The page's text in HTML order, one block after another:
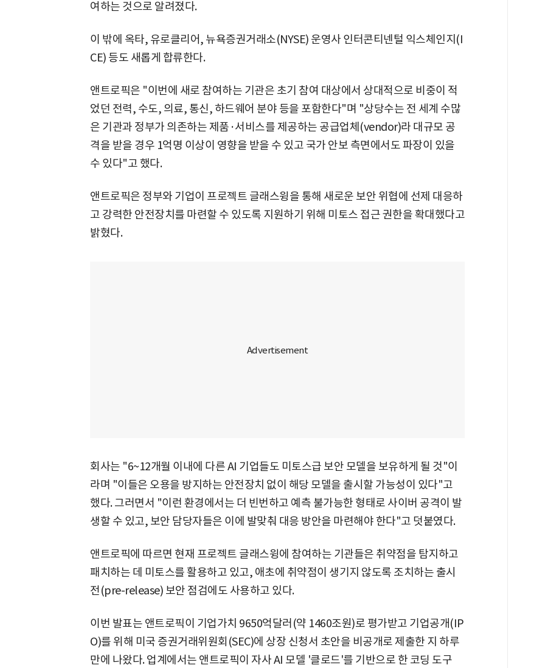
여하는 것으로 알려졌다.
이 밖에 옥타, 유로클리어, 뉴욕증권거래소(NYSE) 운영사 인터콘티넨털 익스체인지(I
CE) 등도 새롭게 합류한다.
앤트로픽은 "이번에 새로 참여하는 기관은 초기 참여 대상에서 상대적으로 비중이 적
었던 전력, 수도, 의료, 통신, 하드웨어 분야 등을 포함한다"며 "상당수는 전 세계 수많
은 기관과 정부가 의존하는 제품·서비스를 제공하는 공급업체(vendor)라 대규모 공
격을 받을 경우 1억명 이상이 영향을 받을 수 있고 국가 안보 측면에서도 파장이 있을
수 있다"고 했다.
앤트로픽은 정부와 기업이 프로젝트 글래스윙을 통해 새로운 보안 위협에 선제 대응하
고 강력한 안전장치를 마련할 수 있도록 지원하기 위해 미토스 접근 권한을 확대했다고
밝혔다.
회사는 "6~12개월 이내에 다른 AI 기업들도 미토스급 보안 모델을 보유하게 될 것"이
라며 "이들은 오용을 방지하는 안전장치 없이 해당 모델을 출시할 가능성이 있다"고
했다. 그러면서 "이런 환경에서는 더 빈번하고 예측 불가능한 형태로 사이버 공격이 발
생할 수 있고, 보안 담당자들은 이에 발맞춰 대응 방안을 마련해야 한다"고 덧붙였다.
앤트로픽에 따르면 현재 프로젝트 글래스윙에 참여하는 기관들은 취약점을 탐지하고
패치하는 데 미토스를 활용하고 있고, 애초에 취약점이 생기지 않도록 조치하는 출시
전(pre-release) 보안 점검에도 사용하고 있다.
이번 발표는 앤트로픽이 기업가치 9650억달러(약 1460조원)로 평가받고 기업공개(IP
O)를 위해 미국 증권거래위원회(SEC)에 상장 신청서 초안을 비공개로 제출한 지 하루
만에 나왔다. 업계에서는 앤트로픽이 자사 AI 모델 '클로드'를 기반으로 한 코딩 도구